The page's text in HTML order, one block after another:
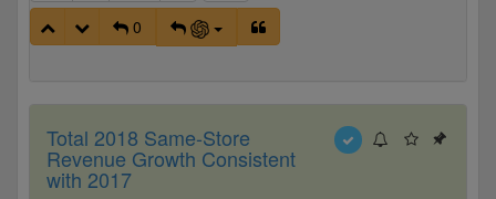
0
Total 2018 Same-Store
Revenue Growth Consistent
with 2017